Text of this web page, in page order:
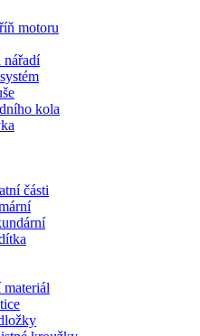
motoru
nářadí
kola
části
materiál